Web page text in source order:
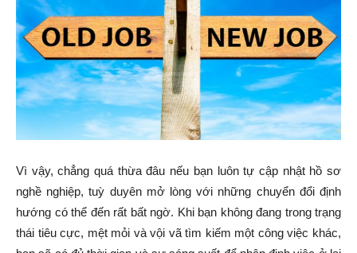
Vì vậy, chẳng quá thừa đâu nếu bạn luôn tự cập nhật hồ sơ
nghề nghiệp, tuỳ duyên mở lòng với những chuyển đổi định
hướng có thể đến rất bất ngờ. Khi bạn không đang trong trạng
thái tiêu cực, mệt mỏi và vội vã tìm kiếm một công việc khác,